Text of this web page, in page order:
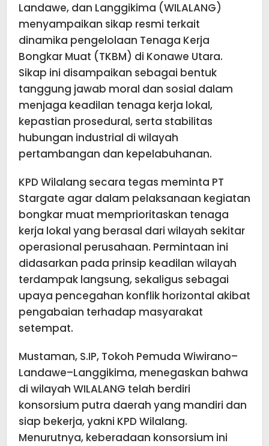
Landawe, dan Langgikima (WILALANG)
menyampaikan sikap resmi terkait
dinamika pengelolaan Tenaga Kerja
Bongkar Muat (TKBM) di Konawe Utara.
Sikap ini disampaikan sebagai bentuk
tanggung jawab moral dan sosial dalam
menjaga keadilan tenaga kerja lokal,
kepastian prosedural, serta stabilitas
hubungan industrial di wilayah
pertambangan dan kepelabuhanan.
KPD Wilalang secara tegas meminta PT
Stargate agar dalam pelaksanaan kegiatan
bongkar muat memprioritaskan tenaga
kerja lokal yang berasal dari wilayah sekitar
operasional perusahaan. Permintaan ini
didasarkan pada prinsip keadilan wilayah
terdampak langsung, sekaligus sebagai
upaya pencegahan konflik horizontal akibat
pengabaian terhadap masyarakat
setempat.
Mustaman, S.IP, Tokoh Pemuda Wiwirano–
Landawe–Langgikima, menegaskan bahwa
di wilayah WILALANG telah berdiri
konsorsium putra daerah yang mandiri dan
siap bekerja, yakni KPD Wilalang.
Menurutnya, keberadaan konsorsium ini